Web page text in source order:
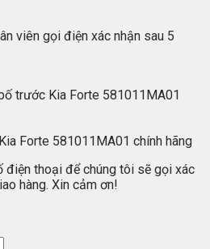
viên gọi điện xác nhận sau 5
trước Kia Forte 581011MA01
Forte 581011MA01 chính hãng
điện thoại để chúng tôi sẽ gọi xác
hàng. Xin cảm ơn!